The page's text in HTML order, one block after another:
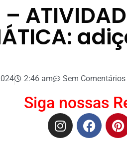
2:46 am Sem Comentários
Siga nossas